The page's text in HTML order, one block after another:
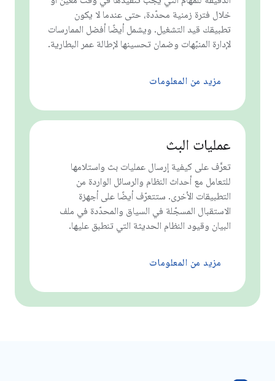
خلال فترة زمنية محدّدة، حتى عندما لا يكون
تطبيقك قيد التشغيل. ويشمل أيضًا أفضل الممارسات
لإدارة المنبّهات وضمان تحسينها لإطالة عمر البطارية.
مزيد من المعلومات
عمليات البث
تعرَّف على كيفية إرسال عمليات بث واستلامها
للتعامل مع أحداث النظام والرسائل الواردة من
التطبيقات الأخرى. ستتعرّف أيضًا على أجهزة
الاستقبال المسجّلة في السياق والمحدّدة في ملف
البيان وقيود النظام الحديثة التي تنطبق عليها.
مزيد من المعلومات